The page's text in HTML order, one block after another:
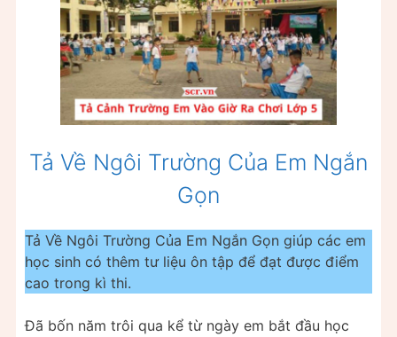
Tả Về Ngôi Trường Của Em Ngắn
Gọn
Tả Về Ngôi Trường Của Em Ngắn Gọn giúp các em
học sinh có thêm tư liệu ôn tập để đạt được điểm
cao trong kì thi.
Đã bốn năm trôi qua kể từ ngày em bắt đầu học